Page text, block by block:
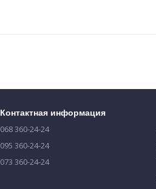
Контактная информация
068 360-24-24
095 360-24-24
073 360-24-24